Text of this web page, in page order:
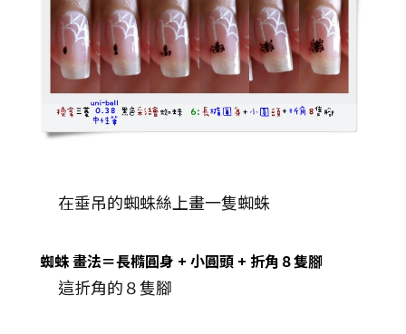
在垂吊的蜘蛛絲上畫一隻蜘蛛
蜘蛛畫法＝長橢圓身 + 小圓頭 + 折角８隻腳
這折角的８隻腳